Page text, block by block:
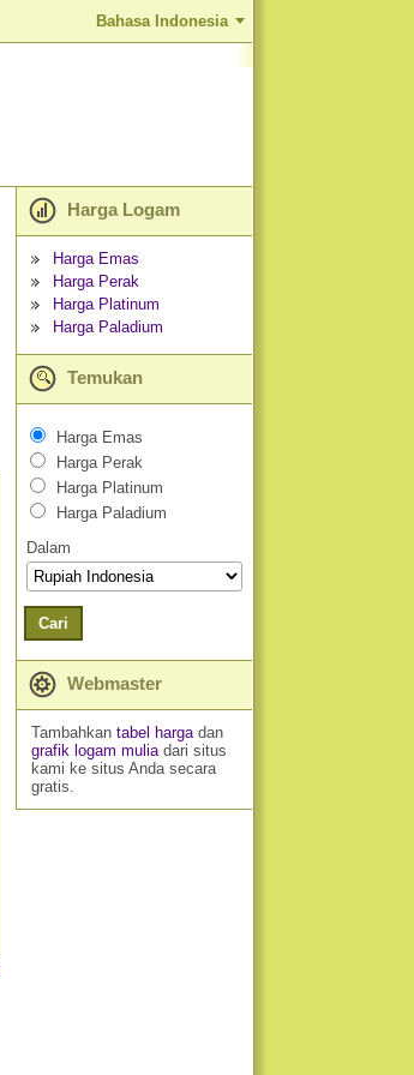
Bahasa Indonesia
Harga Logam
Harga Emas
Harga Perak
Harga Platinum
Harga Paladium
Temukan
Harga Emas
Harga Perak
Harga Platinum
Harga Paladium
Dalam
Cari
Webmaster
Tambahkan tabel hargadan
grafik logam muliadari situs
kami ke situs Anda secara
gratis.